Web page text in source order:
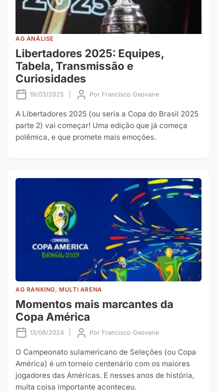
AG ANÁLISE
Libertadores 2025: Equipes,
Tabela, Transmissão e
Curiosidades
19/03/2025 Por Francisco Geovane
A Libertadores 2025 (ou seria a Copa do Brasil 2025
parte 2) vai começar! Uma edição que já começa
polêmica, e que promete mais emoções.
AG RANKING, MULTI ARENA
Momentos mais marcantes da
Copa América
13/06/2024 Por Francisco Geovane
O Campeonato sulamericano de Seleções (ou Copa
América) é um torneio centenário com os maiores
jogadores das Américas. E nesses anos de história,
muita coisa importante aconteceu.